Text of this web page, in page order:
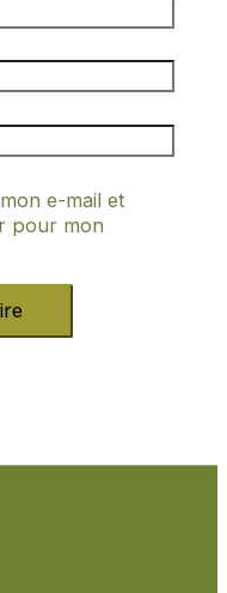
e-mail et
pour mon